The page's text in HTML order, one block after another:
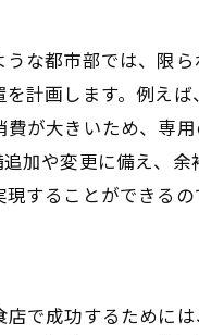
な都市部では、限
計画します。例え
が大きいため、専
加や変更に備え、
することができるの
で成功するためには